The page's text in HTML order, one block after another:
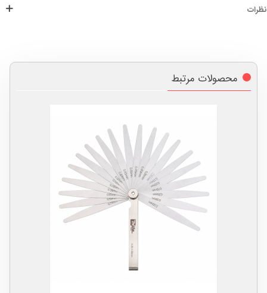
نظرات
محصولات مرتبط